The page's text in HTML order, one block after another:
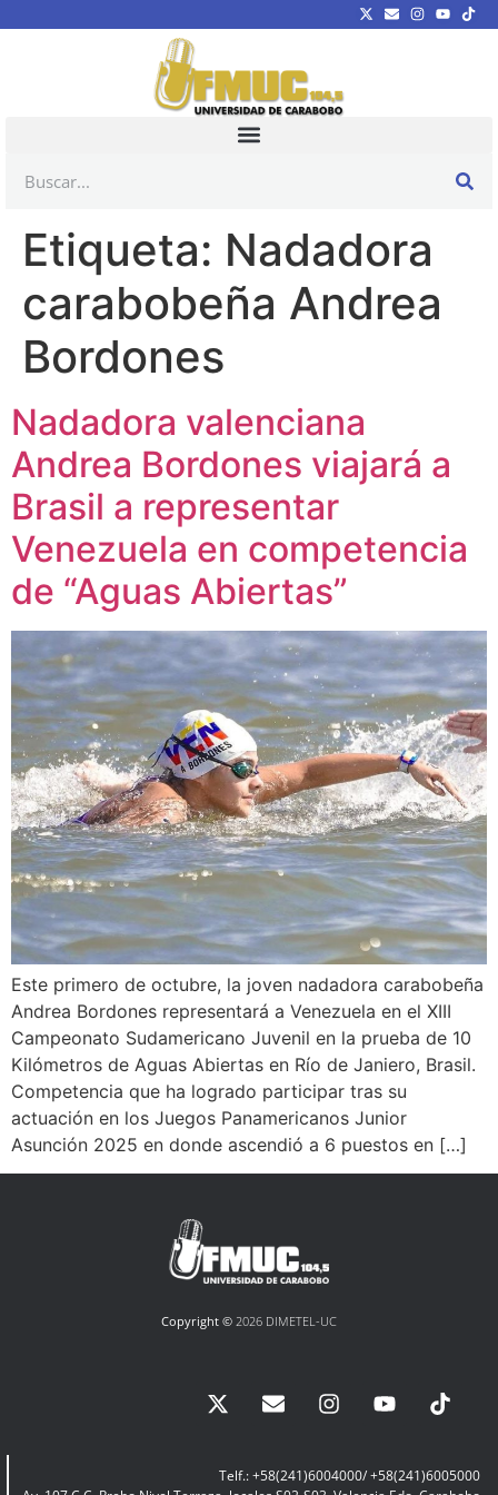
Etiqueta: Nadadora
carabobeña Andrea
Bordones
Nadadora valenciana
Andrea Bordones viajará a
Brasil a representar
Venezuela en competencia
de “Aguas Abiertas”
Este primero de octubre, la joven nadadora carabobeña
Andrea Bordones representará a Venezuela en el XIII
Campeonato Sudamericano Juvenil en la prueba de 10
Kilómetros de Aguas Abiertas en Río de Janiero, Brasil.
Competencia que ha logrado participar tras su
actuación en los Juegos Panamericanos Junior
Asunción 2025 en donde ascendió a 6 puestos en […]
Copyright © 2026 DIMETEL-UC
Telf.: +58(241)6004000/ +58(241)6005000